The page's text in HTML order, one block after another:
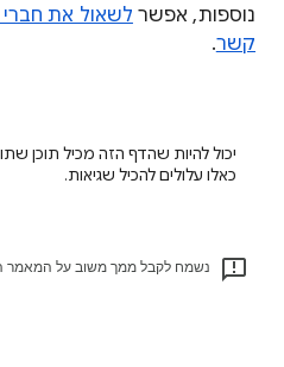
נוספות, אפשר לשאול את
קשר.
כאלו עלולים להכיל שגיאות.
נשמח לקבל ממך משוב על המאמר